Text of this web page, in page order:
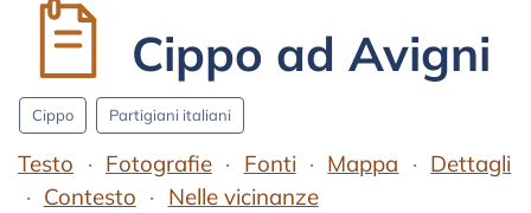
Cippo ad Avigni
Cippo Partigiani italiani
Testo Fotografie Fonti Mappa
Dettagli
Contesto
Nelle vicinanze